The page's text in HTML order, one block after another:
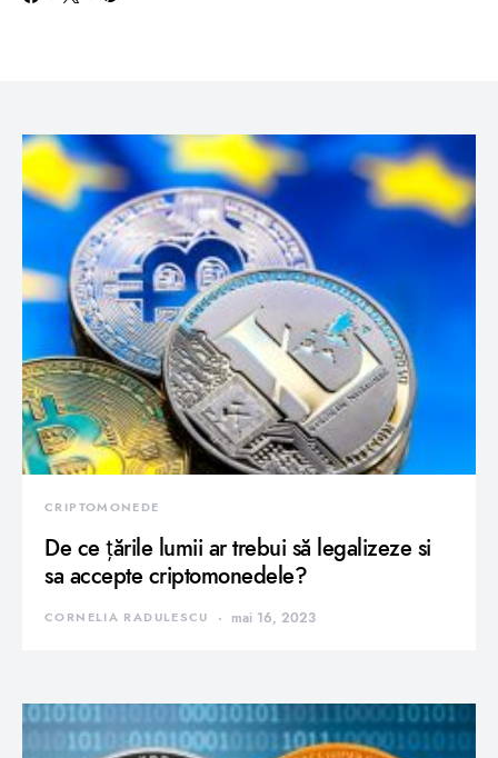
CRIPTOMONEDE
De ce țările lumii ar trebui să legalizeze si
sa accepte criptomonedele?
CORNELIA RADULESCU mai 16, 2023